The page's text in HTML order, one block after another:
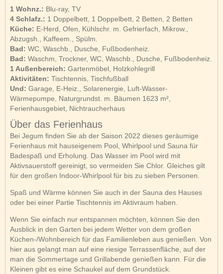
1 Wohnz.: Blu-ray, TV
4 Schlafz.: 1 Doppelbett, 1 Doppelbett, 2 Betten, 2 Betten
Küche: E-Herd, Ofen, Kühlschr. m. Gefrierfach, Mikrow.,
Abzugsh., Kaffeem., Spülm.
Bad: WC, Waschb., Dusche, Fußbodenheiz.
Bad: Waschm, Trockner, WC, Waschb., Dusche, Fußbodenheiz.
1 Außenbereich: Gartenmöbel, Holzkohlegrill
Aktivitäten: Tischtennis, Tischfußball
Und: Garage, E-Heiz., Solarenergie, Luft-Wasser-
Wärmepumpe, Naturgrundst. m. Bäumen 1623 m²,
Ferienhausgebiet, Nichtraucherhaus
Über das Ferienhaus
Bei Jegum finden Sie ab der Saison 2022 dieses geräumige
Ferienhaus mit hauseigenem Pool, Whirlpool und Sauna für
Badespaß und Erholung. Das Wasser im Pool wird mit
Aktivsauerstoff gereinigt, so vermeiden Sie Chlor. Gleiches gilt
für den großen Indoor-Whirlpool für bis zu sieben Personen.
Spaß und Wärme können Sie auch in der Sauna des Hauses
oder bei einer Partie Tischtennis im Aktivraum haben.
Wenn Sie einfach nur entspannen möchten, können Sie den
Ausblick in den Garten bei jedem Wetter von dem großen
Küchen-/Wohnbereich für das Familienleben aus genießen. Von
hier aus gelangt man auf eine riesige Terrassenfläche, auf der
man die Sommertage und Grillabende genießen kann. Für die
Kleinen gibt es eine Schaukel auf dem Grundstück.